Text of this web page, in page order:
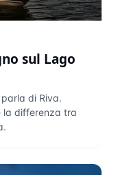
sul Lago
di Riva.
la differenza tra